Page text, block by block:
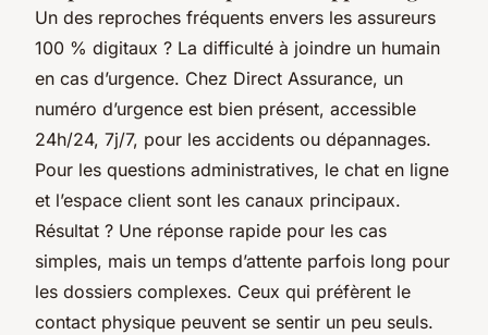
Un des reproches fréquents envers les assureurs
100 % digitaux ? La difficulté à joindre un humain
en cas d’urgence. Chez Direct Assurance, un
numéro d’urgence est bien présent, accessible
24h/24, 7j/7, pour les accidents ou dépannages.
Pour les questions administratives, le chat en ligne
et l’espace client sont les canaux principaux.
Résultat ? Une réponse rapide pour les cas
simples, mais un temps d’attente parfois long pour
les dossiers complexes. Ceux qui préfèrent le
contact physique peuvent se sentir un peu seuls.